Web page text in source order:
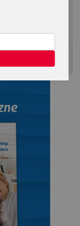
jak komary,
oprócz...